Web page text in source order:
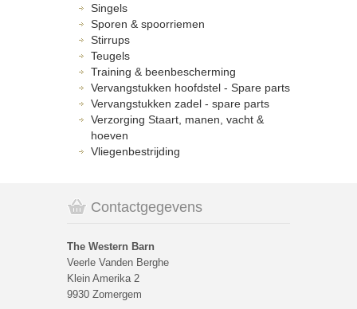
Singels
Sporen & spoorriemen
Stirrups
Teugels
Training & beenbescherming
Vervangstukken hoofdstel - Spare parts
Vervangstukken zadel - spare parts
Verzorging Staart, manen, vacht &
hoeven
Vliegenbestrijding
Contactgegevens
The Western Barn
Veerle Vanden Berghe
Klein Amerika 2
9930 Zomergem